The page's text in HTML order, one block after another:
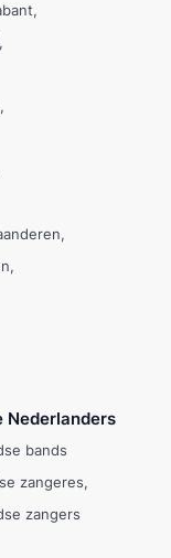
Nederlanders
bands
zangeres
zangers